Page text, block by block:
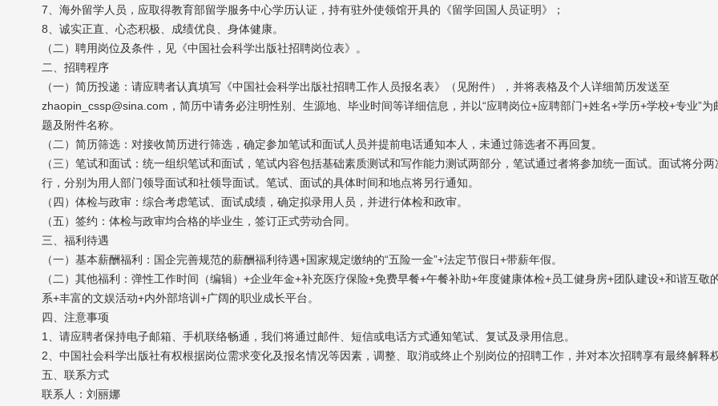
7、海外留学人员，应取得教育部留学服务中心学历认证，持有驻外使领馆开具的《留学回国人员证明》；
8、诚实正直、心态积极、成绩优良、身体健康。
（二）聘用岗位及条件，见《中国社会科学出版社招聘岗位表》。
二、招聘程序
（一）简历投递：请应聘者认真填写《中国社会科学出版社招聘工作人员报名表》（见附件），并将表格及个人详细简历发送至
zhaopin_cssp@sina.com，简历中请务必注明性别、生源地、毕业时间等详细信息，并以“应聘岗位+应聘部门+姓名+学历+学校+专业”为
题及附件名称。
（二）简历筛选：对接收简历进行筛选，确定参加笔试和面试人员并提前电话通知本人，未通过筛选者不再回复。
（三）笔试和面试：统一组织笔试和面试，笔试内容包括基础素质测试和写作能力测试两部分，笔试通过者将参加统一面试。面试将分两
行，分别为用人部门领导面试和社领导面试。笔试、面试的具体时间和地点将另行通知。
（四）体检与政审：综合考虑笔试、面试成绩，确定拟录用人员，并进行体检和政审。
（五）签约：体检与政审均合格的毕业生，签订正式劳动合同。
三、福利待遇
（一）基本薪酬福利：国企完善规范的薪酬福利待遇+国家规定缴纳的“五险一金”+法定节假日+带薪年假。
（二）其他福利：弹性工作时间（编辑）+企业年金+补充医疗保险+免费早餐+午餐补助+年度健康体检+员工健身房+团队建设+和谐互敬
系+丰富的文娱活动+内外部培训+广阔的职业成长平台。
四、注意事项
1、请应聘者保持电子邮箱、手机联络畅通，我们将通过邮件、短信或电话方式通知笔试、复试及录用信息。
2、中国社会科学出版社有权根据岗位需求变化及报名情况等因素，调整、取消或终止个别岗位的招聘工作，并对本次招聘享有最终解释权
五、联系方式
联系人：刘丽娜